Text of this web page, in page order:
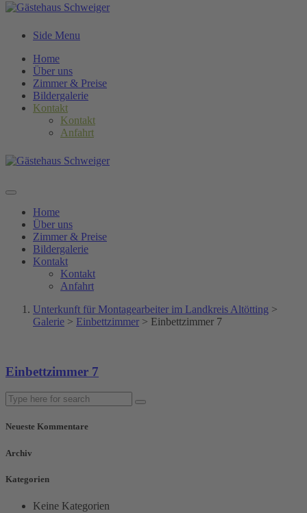
Side Menu
Home
Über uns
Zimmer & Preise
Bildergalerie
Kontakt
Kontakt
Anfahrt
Home
Über uns
Zimmer & Preise
Bildergalerie
Kontakt
Kontakt
Anfahrt
Unterkunft für Montagearbeiter im Landkreis Altötting >
Galerie > Einbettzimmer > Einbettzimmer 7
Einbettzimmer 7
Neueste Kommentare
Archiv
Kategorien
Keine Kategorien